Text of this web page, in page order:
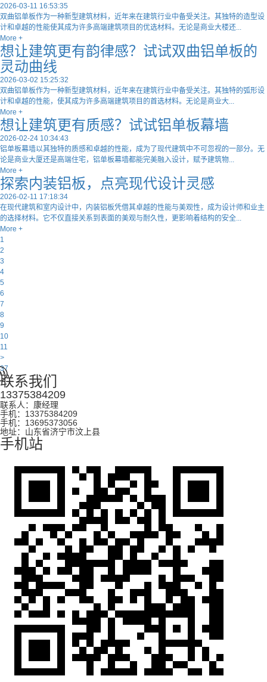
2026-03-11 16:53:35
双曲铝单板作为一种新型建筑材料，近年来在建筑行业中备受关注。其独特的造型设
计和卓越的性能使其成为许多高端建筑项目的优选材料。无论是商业大楼还...
More +
想让建筑更有韵律感？试试双曲铝单板的
灵动曲线
2026-03-02 15:25:32
​双曲铝单板作为一种新型建筑材料，近年来在建筑行业中备受关注。其独特的弧形设
计和卓越的性能，使其成为许多高端建筑项目的首选材料。无论是商业大...
More +
想让建筑更有质感？试试铝单板幕墙
2026-02-24 10:34:43
​铝单板幕墙以其独特的质感和卓越的性能，成为了现代建筑中不可忽视的一部分。无
论是商业大厦还是高端住宅，铝单板幕墙都能完美融入设计，赋予建筑物...
More +
探索内装铝板，点亮现代设计灵感
2026-02-11 17:18:34
在现代建筑和室内设计中，内装铝板凭借其卓越的性能与美观性，成为设计师和业主
的选择材料。它不仅直接关系到表面的美观与耐久性，更影响着结构的安全...
More +
1
2
3
4
5
6
7
8
9
10
11
>
37
联系我们
13375384209
联系人：康经理
手机：13375384209
手机：13695373056
地址：山东省济宁市汶上县
手机站